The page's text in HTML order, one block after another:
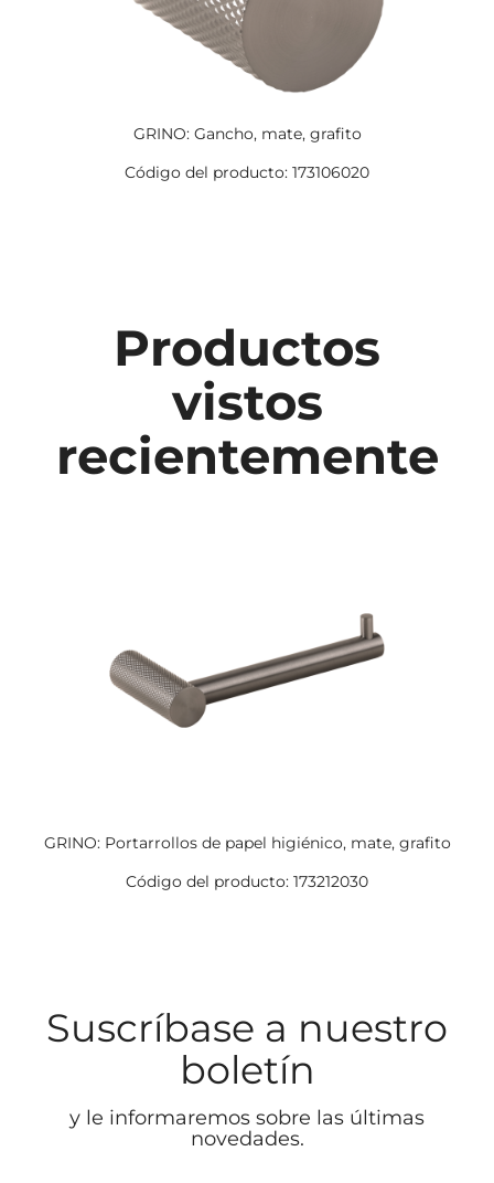
GRINO: Gancho, mate, grafito
Código del producto: 173106020
Productos
vistos
recientemente
GRINO: Portarrollos de papel higiénico, mate, grafito
Código del producto: 173212030
Suscríbase a nuestro
boletín
y le informaremos sobre las últimas
novedades.